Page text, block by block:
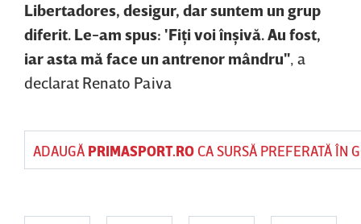
Libertadores, desigur, dar suntem un grup
diferit. Le-am spus: 'Fiţi voi înşivă. Au fost,
iar asta mă face un antrenor mândru", a
declarat Renato Paiva
ADAUGĂ PRIMASPORT.ROCA SURSĂ PREFERATĂ ÎN